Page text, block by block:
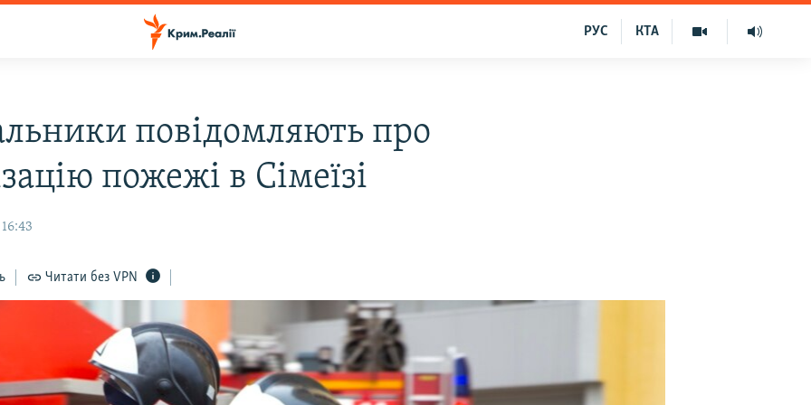
КТА
РУС
повідомляють про
пожежі в Сімеїзі
Читати без VPN